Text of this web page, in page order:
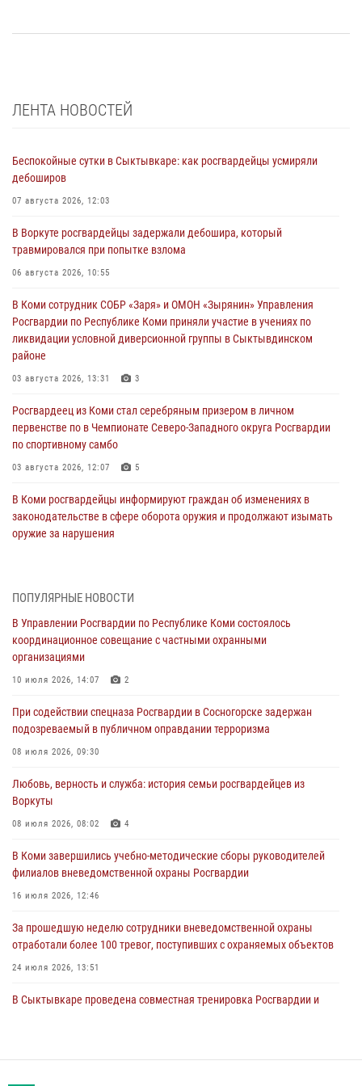
ЛЕНТА НОВОСТЕЙ
Беспокойные сутки в Сыктывкаре: как росгвардейцы усмиряли
дебоширов
07 августа 2026, 12:03
В Воркуте росгвардейцы задержали дебошира, который
травмировался при попытке взлома
06 августа 2026, 10:55
В Коми сотрудник СОБР «Заря» и ОМОН «Зырянин» Управления
Росгвардии по Республике Коми приняли участие в учениях по
ликвидации условной диверсионной группы в Сыктывдинском
районе
03 августа 2026, 13:31 3
Росгвардеец из Коми стал серебряным призером в личном
первенстве по в Чемпионате Северо-Западного округа Росгвардии
по спортивному самбо
03 августа 2026, 12:07 5
В Коми росгвардейцы информируют граждан об изменениях в
законодательстве в сфере оборота оружия и продолжают изымать
оружие за нарушения
для добровольной сдачи оружия
31 июля 2026, 10:55
Временно исполняющий обязанности начальника Управления
Росгвардии по Республике Коми лично проверил ДОЛ «Орленок»
В Усинске росгвардейцы оперативно отработали план «Квартал»
30 июля 2026, 13:53
В Санкт-Петербурге прошел окружной этап ежегодного
Всероссийского конкурса профессионального мастерства среди
сотрудников вневедомственной охраны Росгвардии
В Сыктывкаре росгвардейцы приняли участие в молебне в рамках
Дня Крещения Руси и Дня святого равноапостольного князя
28 июля 2026, 13:32 8
ПОПУЛЯРНЫЕ НОВОСТИ
В Управлении Росгвардии по Республике Коми состоялось
координационное совещание с частными охранными
организациями
10 июля 2026, 14:07 2
При содействии спецназа Росгвардии в Сосногорске задержан
подозреваемый в публичном оправдании терроризма
08 июля 2026, 09:30
Любовь, верность и служба: история семьи росгвардейцев из
Воркуты
08 июля 2026, 08:02 4
В Коми завершились учебно-методические сборы руководителей
филиалов вневедомственной охраны Росгвардии
16 июля 2026, 12:46
За прошедшую неделю сотрудники вневедомственной охраны
отработали более 100 тревог, поступивших с охраняемых объектов
24 июля 2026, 13:51
В Сыктывкаре проведена совместная тренировка Росгвардии и